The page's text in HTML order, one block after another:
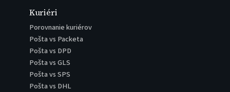
Kuriéri
Porovnanie kuriérov
Pošta vs Packeta
Pošta vs DPD
Pošta vs GLS
Pošta vs SPS
Pošta vs DHL